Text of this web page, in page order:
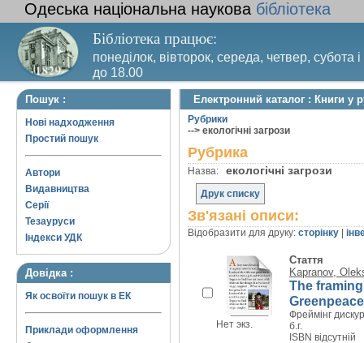
Одеська національна наукова бібліотека
Бібліотека працює:
понеділок, вівторок, середа, четвер, субота
до 18.00
Вихідний день – п’ятниця. Останній четвер
Пошук :
Нові надходження
Простий пошук
Автори
Видавництва
Серії
Тезауруси
Індекси УДК
Довідка :
Як освоїти пошук в ЕК
Приклади оформлення
Електронний каталог : Книги у
Рубрики
--> екологічні загрози
Рубрика
Назва: екологічні загрози
Друк списку
Зв'язані описи:
Відобразити для друку: сторінку
Нет экз.
Стаття
Kapranov,
The
Фреймінг
б.г.
ISBN відсутній